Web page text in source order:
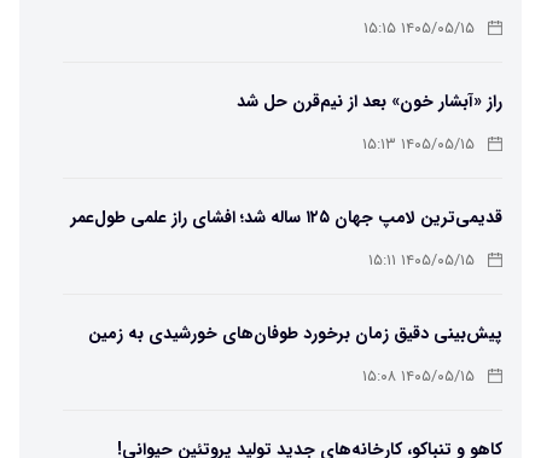
۱۴۰۵/۰۵/۱۵ ۱۵:۱۵
راز «آبشار خون» بعد از نیم‌قرن حل شد
۱۴۰۵/۰۵/۱۵ ۱۵:۱۳
قدیمی‌ترین لامپ جهان ۱۲۵ ساله شد؛ افشای راز علمی طول‌عمر
لامپ سنتنیال
۱۴۰۵/۰۵/۱۵ ۱۵:۱۱
پیش‌بینی دقیق زمان برخورد طوفان‌های خورشیدی به زمین
ممکن شد
۱۴۰۵/۰۵/۱۵ ۱۵:۰۸
کاهو و تنباکو، کارخانه‌های جدید تولید پروتئین حیوانی!